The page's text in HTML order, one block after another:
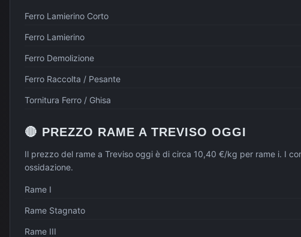
Ferro Lamierino Corto
Ferro Lamierino
Ferro Demolizione
Ferro Raccolta / Pesante
Tornitura Ferro / Ghisa
🔴 PREZZO RAME A TREVISO OGGI
Il prezzo del rame a Treviso oggi è di circa 10,40 €/kg per rame i. I
ossidazione.
Rame I
Rame Stagnato
Rame III